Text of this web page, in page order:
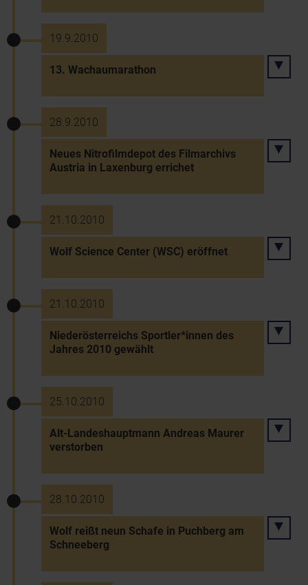
19.9.2010
13. Wachaumarathon
28.9.2010
Neues Nitrofilmdepot des Filmarchivs
Austria in Laxenburg errichet
21.10.2010
Wolf Science Center (WSC) eröffnet
21.10.2010
Niederösterreichs Sportler*innen des
Jahres 2010 gewählt
25.10.2010
Alt-Landeshauptmann Andreas Maurer
verstorben
28.10.2010
Wolf reißt neun Schafe in Puchberg am
Schneeberg